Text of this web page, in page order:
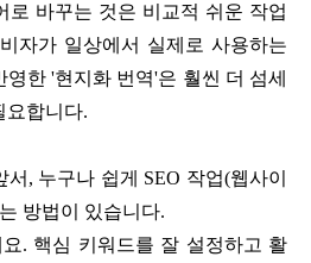
로 바꾸는 것은 비교적 쉬운 작업
자가 일상에서 실제로 사용하는
한 '현지화 번역'은 훨씬 더 섬세
요합니다.
서, 누구나 쉽게 SEO 작업(웹사이
방법이 있습니다.
요. 핵심 키워드를 잘 설정하고 활